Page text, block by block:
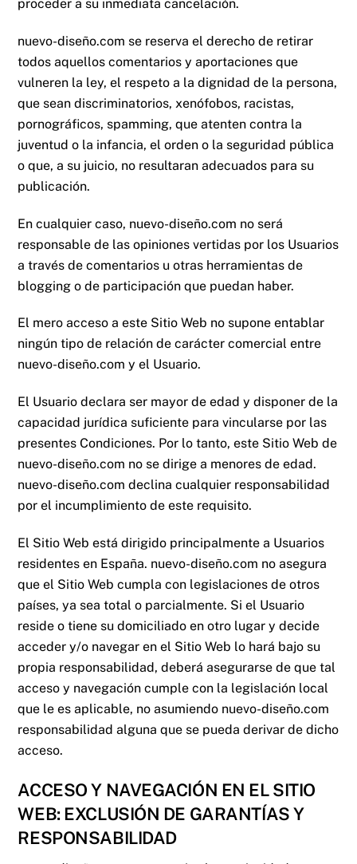
proceder a su inmediata cancelación.
nuevo-diseño.com se reserva el derecho de retirar
todos aquellos comentarios y aportaciones que
vulneren la ley, el respeto a la dignidad de la persona,
que sean discriminatorios, xenófobos, racistas,
pornográficos, spamming, que atenten contra la
juventud o la infancia, el orden o la seguridad pública
o que, a su juicio, no resultaran adecuados para su
publicación.
En cualquier caso, nuevo-diseño.com no será
responsable de las opiniones vertidas por los Usuarios
a través de comentarios u otras herramientas de
blogging o de participación que puedan haber.
El mero acceso a este Sitio Web no supone entablar
ningún tipo de relación de carácter comercial entre
nuevo-diseño.com y el Usuario.
El Usuario declara ser mayor de edad y disponer de la
capacidad jurídica suficiente para vincularse por las
presentes Condiciones. Por lo tanto, este Sitio Web de
nuevo-diseño.com no se dirige a menores de edad.
nuevo-diseño.com declina cualquier responsabilidad
por el incumplimiento de este requisito.
El Sitio Web está dirigido principalmente a Usuarios
residentes en España. nuevo-diseño.com no asegura
que el Sitio Web cumpla con legislaciones de otros
países, ya sea total o parcialmente. Si el Usuario
reside o tiene su domiciliado en otro lugar y decide
acceder y/o navegar en el Sitio Web lo hará bajo su
propia responsabilidad, deberá asegurarse de que tal
acceso y navegación cumple con la legislación local
que le es aplicable, no asumiendo nuevo-diseño.com
responsabilidad alguna que se pueda derivar de dicho
acceso.
ACCESO Y NAVEGACIÓN EN EL SITIO
WEB: EXCLUSIÓN DE GARANTÍAS Y
RESPONSABILIDAD